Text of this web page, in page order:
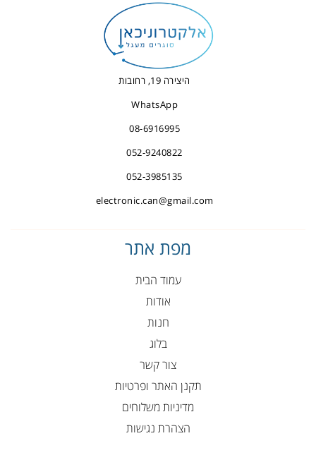
היצירה 19, רחובות
WhatsApp
08-6916995
052-9240822
052-3985135
electronic.can@gmail.com
מפת אתר
עמוד הבית
אודות
חנות
בלוג
צור קשר
תקנן האתר ופרטיות
מדיניות משלוחים
הצהרת נגישות